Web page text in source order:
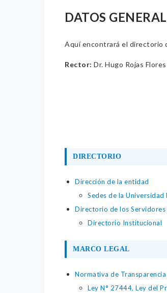
DATOS
Aquí encontrará el directorio
Rector: Dr. Hugo Rojas Flores
DIRECTORIO
Dirección de la entidad
Sedes de la Universidad
Directorio de los
Directorio Institucional
MARCO LEGAL
Normativa de
Ley N° 27444, Ley del